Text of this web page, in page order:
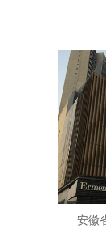
安徽